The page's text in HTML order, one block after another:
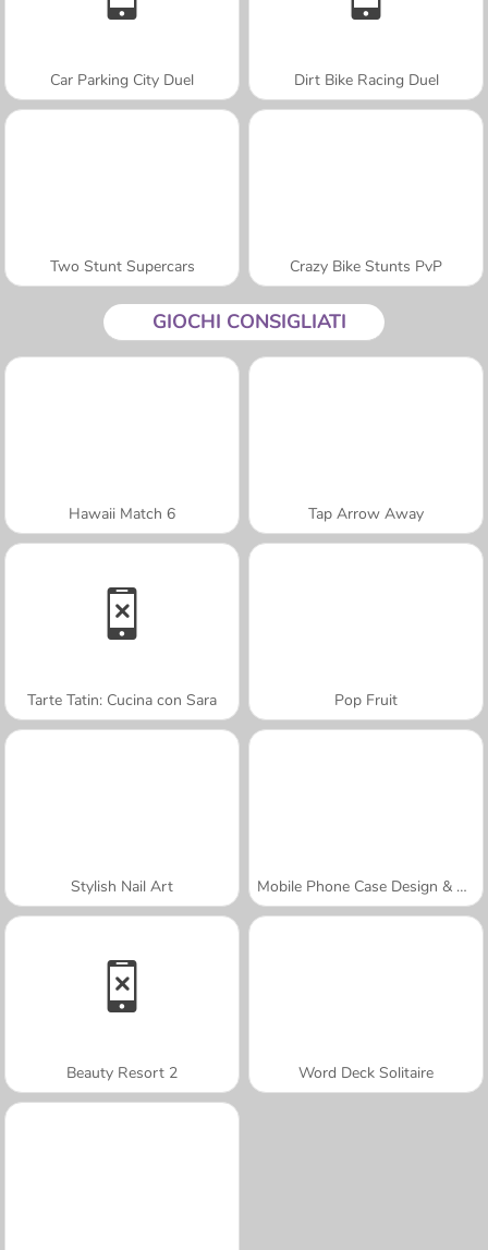
Car Parking City Duel Dirt Bike Racing Duel
Two Stunt Supercars Crazy Bike Stunts PvP
GIOCHI CONSIGLIATI
Hawaii Match 6 Tap Arrow Away
Tarte Tatin: Cucina con Sara Pop Fruit
Stylish Nail Art Mobile Phone Case Design & DIY
Beauty Resort 2 Word Deck Solitaire